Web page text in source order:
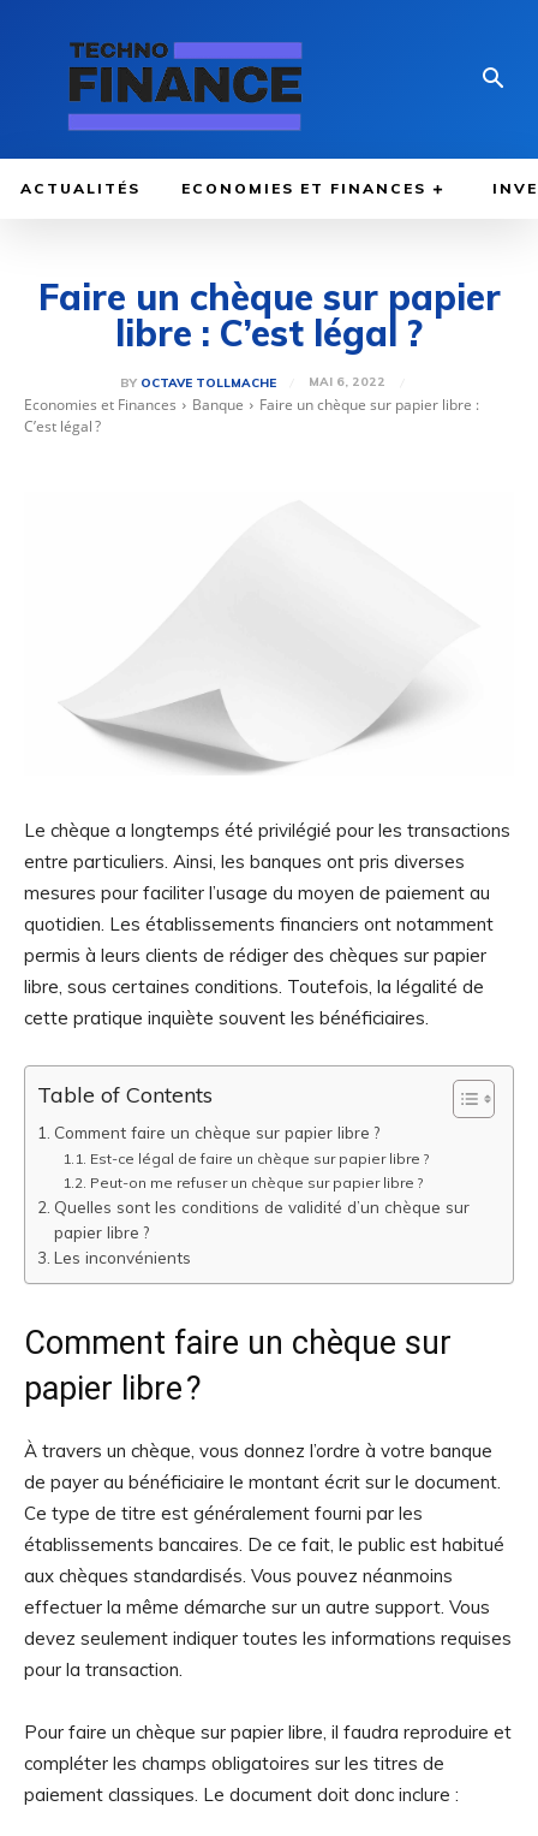
ACTUALITÉS ECONOMIES ET FINANCES
Faire un chèque sur papier
libre : C’est légal ?
BY OCTAVE TOLLMACHE MAI 6, 2022
Economies et Finances Banque
Faire un chèque sur papier libre :
C’est légal ?
Le chèque a longtemps été privilégié pour les transactions
entre particuliers. Ainsi, les banques ont pris diverses
mesures pour faciliter l’usage du moyen de paiement au
quotidien. Les établissements financiers ont notamment
permis à leurs clients de rédiger des chèques sur papier
libre, sous certaines conditions. Toutefois, la légalité de
cette pratique inquiète souvent les bénéficiaires.
Table of Contents
Comment faire un chèque sur papier libre ?
Est-ce légal de faire un chèque sur papier libre ?
Peut-on me refuser un chèque sur papier libre ?
Quelles sont les conditions de validité d’un chèque sur
papier libre ?
Les inconvénients
Comment faire un chèque sur
papier libre ?
À travers un chèque, vous donnez l’ordre à votre banque
de payer au bénéficiaire le montant écrit sur le document.
Ce type de titre est généralement fourni par les
établissements bancaires. De ce fait, le public est habitué
aux chèques standardisés. Vous pouvez néanmoins
effectuer la même démarche sur un autre support. Vous
devez seulement indiquer toutes les informations requises
pour la transaction.
Pour faire un chèque sur papier libre, il faudra reproduire et
compléter les champs obligatoires sur les titres de
paiement classiques. Le document doit donc inclure :